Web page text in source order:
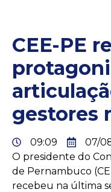
CEE-PE
gestores
09:09
07/
O presidente do
de Pernambuco
recebeu na última